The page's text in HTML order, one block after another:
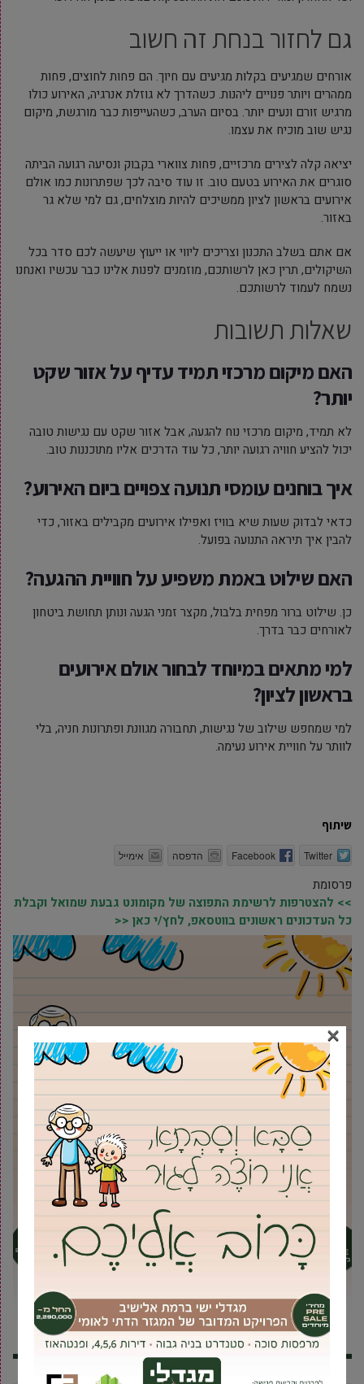
גם לחזור בנחת זה חשוב
אורחים שמגיעים בקלות מגיעים עם חיוך. הם פחות לחוצים, פחות
ממהרים ויותר פנויים ליהנות. כשהדרך לא גוזלת אנרגיה, האירוע כולו
מרגיש זורם ונעים יותר. בסיום הערב, כשהעייפות כבר מורגשת, מיקום
נגיש שוב מוכיח את עצמו.
יציאה קלה לצירים מרכזיים, פחות צווארי בקבוק ונסיעה רגועה הביתה
סוגרים את האירוע בטעם טוב. זו עוד סיבה לכך שפתרונות כמו אולם
אירועים בראשון לציון ממשיכים להיות מוצלחים, גם למי שלא גר
באזור.
אם אתם בשלב התכנון וצריכים ליווי או ייעוץ שיעשה לכם סדר בכל
השיקולים, תרין כאן לרשותכם, מוזמנים לפנות אלינו כבר עכשיו ואנחנו
נשמח לעמוד לרשותכם.
שאלות תשובות
האם מיקום מרכזי תמיד עדיף על אזור שקט
יותר?
לא תמיד, מיקום מרכזי נוח להגעה, אבל אזור שקט עם נגישות טובה
יכול להציע חוויה רגועה יותר, כל עוד הדרכים אליו מתוכננות טוב.
איך בוחנים עומסי תנועה צפויים ביום האירוע?
כדאי לבדוק שעות שיא בוויז ואפילו אירועים מקבילים באזור, כדי
להבין איך תיראה התנועה בפועל.
האם שילוט באמת משפיע על חוויית ההגעה?
כן. שילוט ברור מפחית בלבול, מקצר זמני הגעה ונותן תחושת ביטחון
לאורחים כבר בדרך.
למי מתאים במיוחד לבחור אולם אירועים
בראשון לציון?
למי שמחפש שילוב של נגישות, תחבורה מגוונת ופתרונות חניה, בלי
לוותר על חוויית אירוע נעימה.
שיתוף
Twitter
Facebook הדפסה אימייל
פרסומת
>> להצטרפות לרשימת התפוצה של מקומונט גבעת שמואל וקבלת
כל העדכונים ראשונים בווטסאפ, לחץ/י כאן <<
×